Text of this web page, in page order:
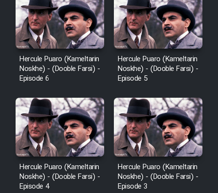
Hercule Puaro (Kameltarin
Noskhe) - (Dooble Farsi) -
Episode 6
Hercule Puaro (Kameltarin
Noskhe) - (Dooble Farsi) -
Episode 5
Hercule Puaro (Kameltarin
Noskhe) - (Dooble Farsi) -
Episode 4
Hercule Puaro (Kameltarin
Noskhe) - (Dooble Farsi) -
Episode 3